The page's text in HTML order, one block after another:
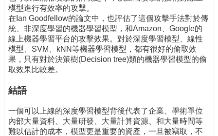
模型進行有效率的攻擊。
在Ian Goodfellow的論文中，也評估了這個攻擊手法對於傳
統、非深度學習的機器學習模型，和Amazon、Google的
線上機器學習平台的攻擊效果。對於深度學習模型、線性
模型、SVM、kNN等機器學習模型，都有很好的偷取效
果，只有對於決策樹(Decision tree)類的機器學習模型的偷
取效果比較差。
結語
一個可以上線的深度學習模型背後代表了企業、學術單位
內部大量資料、大量研發、大量計算資源、和大量時間等
難以估計的成本，模型更是重要的資產，一旦被竊取，不